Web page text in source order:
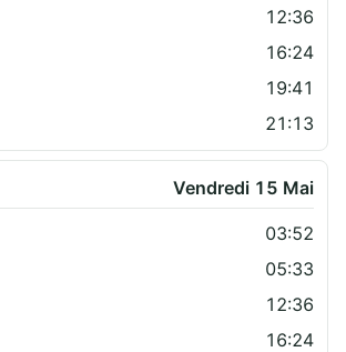
12:36
16:24
19:41
21:13
Vendredi 15 Mai
03:52
05:33
12:36
16:24